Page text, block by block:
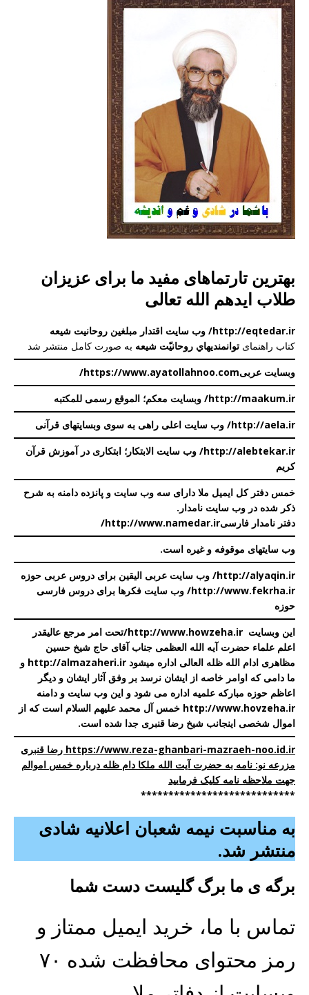
بهترین تارتماهای مفید ما برای عزیزان
طلاب ایدهم الله تعالی
http://eqtedar.ir/ وب سایت اقتدار مبلغین روحانیت شیعه
کتاب راهنمای توانمندیهاي روحانیّت شيعه به صورت کامل منتشر شد
وبسایت عربیhttps://www.ayatollahnoo.com/
http://maakum.ir/ وبسایت معکم؛ الموقع رسمی للمکتبه
http://aela.ir/ وب سایت اعلی راهی به سوی وبسایتهای قرآنی
http://alebtekar.ir/ وب سایت الابتکار؛ ابتکاری در آموزش قرآن
کریم
خمس دفتر کل ایمیل ملا دارای سه وب سایت و پانزده دامنه به شرح
ذکر شده در وب سایت نامدار .
دفتر نامدار فارسیhttp://www.namedar.ir/
وب سایتهای موقوفه و غیره است.
http://alyaqin.ir/ وب سایت عربی الیقین برای دروس عربی حوزه
http://www.fekrha.ir/ وب سایت فکرها برای دروس فارسی
حوزه
این وبسایت http://www.howzeha.ir
/تحت امر مرجع عالیقدر
اعلم علماء حضرت آیه الله العظمی جناب آقای حاج شیخ حسین
مظاهری ادام الله ظله العالی اداره میشود http://almazaheri.ir و
ما دامی که اوامر خاصه از ایشان نرسد بر وفق آثار ایشان و دیگر
اعاظم حوزه مبارکه علمیه اداره می شود و این وب سایت و دامنه
http://www.hovzeha.ir خمس آل محمد علیهم السلام است که از
اموال شخصی اینجانب شیخ رضا قنبری جدا شده است.
https://www.reza-ghanbari-mazraeh-noo.id.ir رضا قنبری
مزرعه نو: نامه به حضرت آیت الله ملکا دام ظله درباره خمس اموالم
جهت ملاحظه نامه کلیک فرمایید
****************************
به مناسبت نیمه شعبان اعلانیه شادی
منتشر شد.
برگه ی ما برگ گلیست دست شما
تماس با ما، خرید ایمیل ممتاز و
رمز محتوای محافظت شده ۷۰